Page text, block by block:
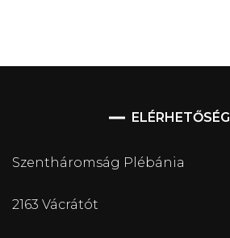
ELÉRHETŐSÉG
Szentháromság Plébánia
2163 Vácrátót